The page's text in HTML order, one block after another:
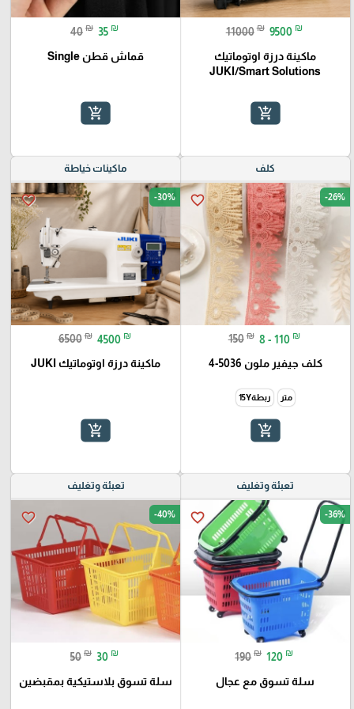
11000 ₪ 9500 ₪
ماكينة درزة اوتوماتيك
JUKI/Smart Solutions
add_shopping_cart
40 ₪ 35 ₪
قماش قطن Single
add_shopping_cart
كلف
favorite_border -26%
150 ₪ 8 - 110 ₪
كلف جيفير ملون 5036-4
متر ربطة15Y
add_shopping_cart
ماكينات خياطة
favorite_border -30%
6500 ₪ 4500 ₪
ماكينة درزة اوتوماتيك JUKI
add_shopping_cart
تعبئة وتغليف
favorite_border -36%
190 ₪ 120 ₪
سلة تسوق مع عجال
تعبئة وتغليف
favorite_border -40%
50 ₪ 30 ₪
سلة تسوق بلاستيكية بمقبضين